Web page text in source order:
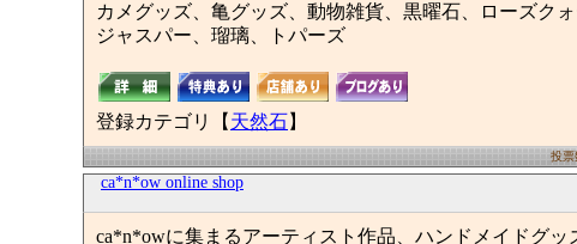
カメグッズ、亀グッズ、動物雑貨、黒曜石、ローズク
ジャスパー、瑠璃、トパーズ
登録カテゴリ【 天然石 】
投票
ca*n*ow online shop
ca*n*owに集まるアーティスト作品、ハンドメイドグ